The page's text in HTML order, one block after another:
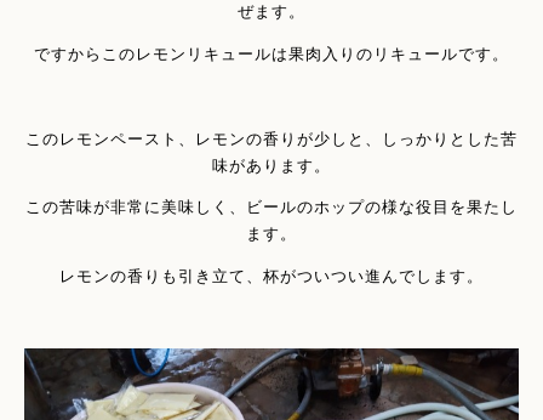
ぜます。
ですからこのレモンリキュールは果肉入りのリキュールです。
このレモンペースト、レモンの香りが少しと、しっかりとした苦
味があります。
この苦味が非常に美味しく、ビールのホップの様な役目を果たし
ます。
レモンの香りも引き立て、杯がついつい進んでします。